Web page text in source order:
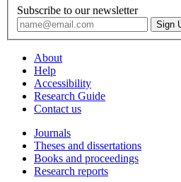
Subscribe to our newsletter
About
Help
Accessibility
Research Guide
Contact us
Journals
Theses and dissertations
Books and proceedings
Research reports